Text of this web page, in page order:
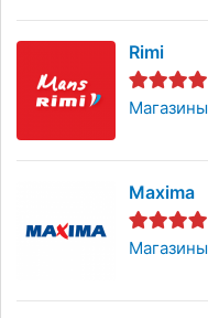
Rimi
Магазины
Maxima
Магазины